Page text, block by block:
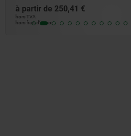
à partir de 250,41 €
hors TVA
hors frais d’envoi